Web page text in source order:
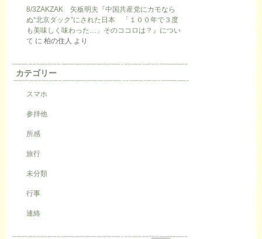
8/3ZAKZAK 矢板明夫『中国共産党にカモなら
ぬ“北京ダック”にされた日本 「１００年で３度
も美味しく味わった…」そのココロは？』につい
て に 柏の住人 より
カテゴリー
スマホ
参拝他
所感
旅行
未分類
行事
連絡